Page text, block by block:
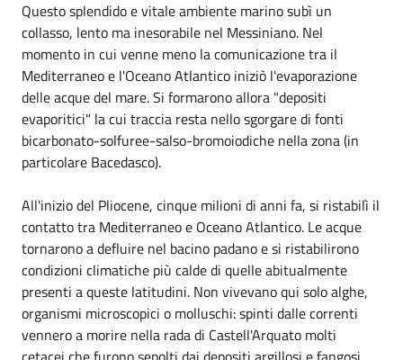
Questo splendido e vitale ambiente marino subì un
collasso, lento ma inesorabile nel Messiniano. Nel
momento in cui venne meno la comunicazione tra il
Mediterraneo e l'Oceano Atlantico iniziò l'evaporazione
delle acque del mare. Si formarono allora "depositi
evaporitici" la cui traccia resta nello sgorgare di fonti
bicarbonato-solfuree-salso-bromoiodiche nella zona (in
particolare Bacedasco).
All'inizio del Pliocene, cinque milioni di anni fa, si ristabilì il
contatto tra Mediterraneo e Oceano Atlantico. Le acque
tornarono a defluire nel bacino padano e si ristabilirono
condizioni climatiche più calde di quelle abitualmente
presenti a queste latitudini. Non vivevano qui solo alghe,
organismi microscopici o molluschi: spinti dalle correnti
vennero a morire nella rada di Castell'Arquato molti